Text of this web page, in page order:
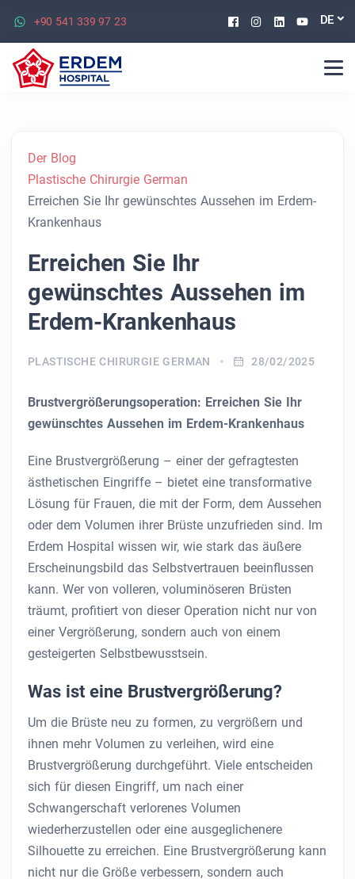
+90 541 339 97 23 Facebook
Instagram
Linkedin
DE
Der Blog
Plastische Chirurgie German
Erreichen Sie Ihr gewünschtes Aussehen im Erdem-
Krankenhaus
Erreichen Sie Ihr
gewünschtes Aussehen im
Erdem-Krankenhaus
PLASTISCHE CHIRURGIE GERMAN 28/02/2025
Brustvergrößerungsoperation: Erreichen Sie Ihr
gewünschtes Aussehen im Erdem-Krankenhaus
Eine Brustvergrößerung – einer der gefragtesten
ästhetischen Eingriffe – bietet eine transformative
Lösung für Frauen, die mit der Form, dem Aussehen
oder dem Volumen ihrer Brüste unzufrieden sind. Im
Erdem Hospital wissen wir, wie stark das äußere
Erscheinungsbild das Selbstvertrauen beeinflussen
kann. Wer von volleren, voluminöseren Brüsten
träumt, profitiert von dieser Operation nicht nur von
einer Vergrößerung, sondern auch von einem
gesteigerten Selbstbewusstsein.
Was ist eine Brustvergrößerung?
Um die Brüste neu zu formen, zu vergrößern und
ihnen mehr Volumen zu verleihen, wird eine
Brustvergrößerung durchgeführt. Viele entscheiden
sich für diesen Eingriff, um nach einer
Schwangerschaft verlorenes Volumen
wiederherzustellen oder eine ausgeglichenere
Silhouette zu erreichen. Eine Brustvergrößerung kann
nicht nur die Größe verbessern, sondern auch